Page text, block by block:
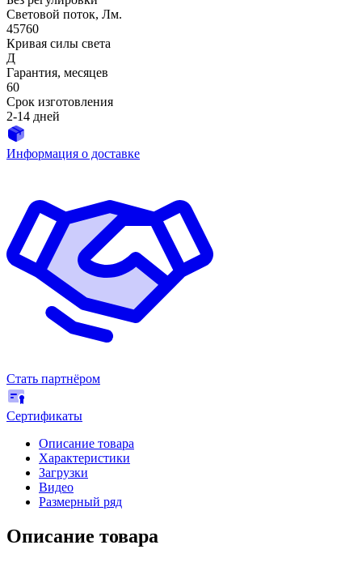
Световой поток, Лм.
45760
Кривая силы света
Д
Гарантия, месяцев
60
Срок изготовления
2-14 дней
Информация о доставке
Стать партнёром
Сертификаты
Описание товара
Характеристики
Загрузки
Видео
Размерный ряд
Описание товара